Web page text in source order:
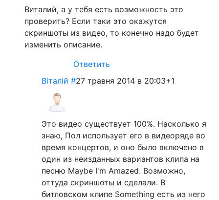
Виталий, а у тебя есть возможность это
проверить? Если таки это окажутся
скриншоты из видео, то конечно надо будет
изменить описание.
Ответить
Віталій #27 травня 2014 в 20:03+1
Это видео существует 100%. Насколько я
знаю, Пол использует его в видеоряде во
время концертов, и оно было включено в
один из неизданных вариантов клипа на
песню Maybe I'm Amazed. Возможно,
оттуда скриншоты и сделали. В
битловском клипе Something есть из него